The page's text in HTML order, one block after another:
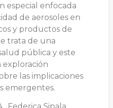
especial enfocada
de aerosoles en
y productos de
trata de una
pública y este
las implicaciones
emergentes.